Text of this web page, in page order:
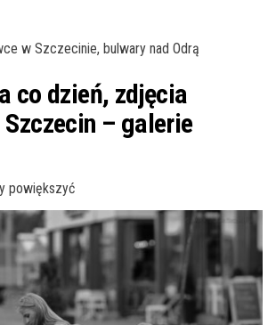
w Szczecinie, bulwary nad Odrą
co dzień, zdjęcia
– galerie
powiększyć